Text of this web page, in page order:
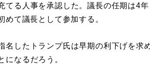
てる人事を承認した。議長の任期は4
めて議長として参加する。
したトランプ氏は早期の利下げを求
になるだろう。